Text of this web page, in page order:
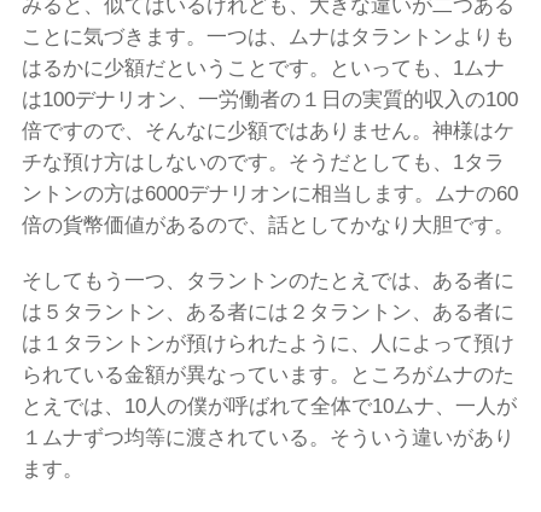
みると、似てはいるけれども、大きな違いが二つある
ことに気づきます。一つは、ムナはタラントンよりも
はるかに少額だということです。といっても、1ムナ
は100デナリオン、一労働者の１日の実質的収入の100
倍ですので、そんなに少額ではありません。神様はケ
チな預け方はしないのです。そうだとしても、1タラ
ントンの方は6000デナリオンに相当します。ムナの60
倍の貨幣価値があるので、話としてかなり大胆です。
そしてもう一つ、タラントンのたとえでは、ある者に
は５タラントン、ある者には２タラントン、ある者に
は１タラントンが預けられたように、人によって預け
られている金額が異なっています。ところがムナのた
とえでは、10人の僕が呼ばれて全体で10ムナ、一人が
１ムナずつ均等に渡されている。そういう違いがあり
ます。